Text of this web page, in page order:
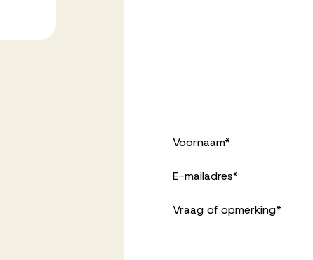
Voornaam*
E-mailadres*
Vraag of opmerking*